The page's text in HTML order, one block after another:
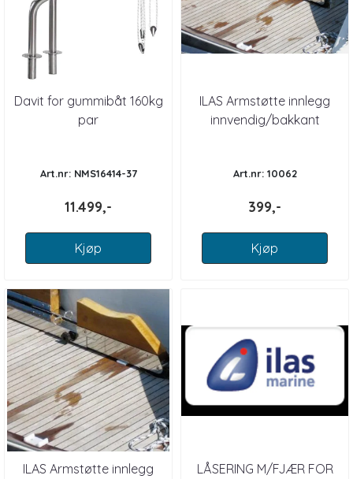
Davit for gummibåt 160kg
par
Art.nr: NMS16414-37
11.499,-
Kjøp
ILAS Armstøtte innlegg
innvendig/bakkant
Art.nr: 10062
399,-
Kjøp
ILAS Armstøtte innlegg
LÅSERING M/FJÆR FOR